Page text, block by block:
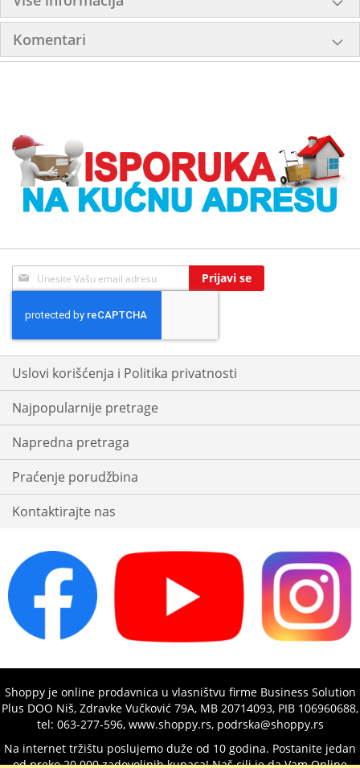
Komentari
Sign
Up
Our
Newsletter:
Prijavi se
Uslovi korišćenja i Politika privatnosti
Najpopularnije pretrage
Napredna pretraga
Praćenje porudžbina
Kontaktirajte nas
Shoppy je online prodavnica u vlasništvu firme Business Solution
Plus DOO Niš, Zdravke Vučković 79A, MB 20714093, PIB 106960688,
tel: 063-277-596, www.shoppy.rs, podrska@shoppy.rs
Na internet tržištu poslujemo duže od 10 godina. Postanite jedan
od preko 20.000 zadovoljnih kupaca! Naš cilj je da Vam Online